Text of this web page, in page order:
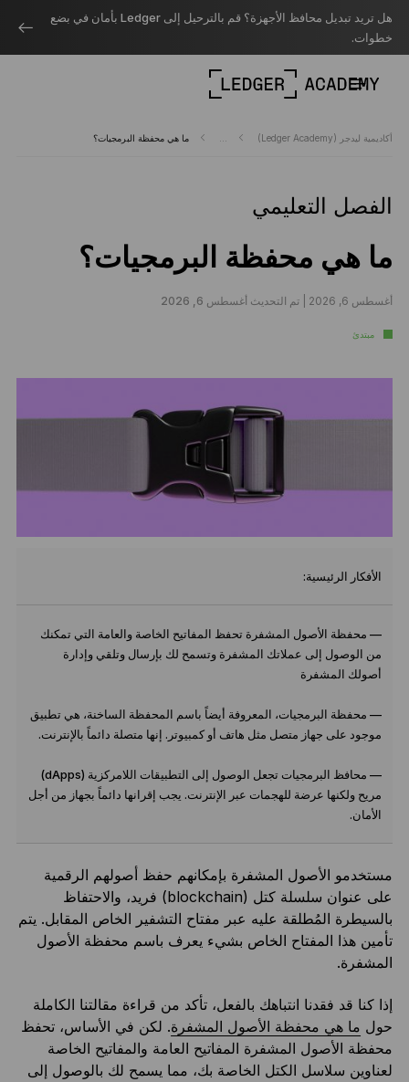
هل تريد تبديل محافظ الأجهزة؟ قم بالترحيل إلى Ledger بأمان في بضع
خطوات.
أكاديمية ليدجر (Ledger Academy) ما هي محفظة البرمجيات؟
الفصل التعليمي
ما هي محفظة البرمجيات؟
أغسطس 6, 2026 | تم التحديث أغسطس 6, 2026
مبتدئ
الأفكار الرئيسية:
— محفظة الأصول المشفرة تحفظ المفاتيح الخاصة والعامة التي تمكنك
من الوصول إلى عملاتك المشفرة وتسمح لك بإرسال وتلقي وإدارة
أصولك المشفرة
— محفظة البرمجيات، المعروفة أيضاً باسم المحفظة الساخنة، هي تطبيق
موجود على جهاز متصل مثل هاتف أو كمبيوتر. إنها متصلة دائماً بالإنترنت.
— محافظ البرمجيات تجعل الوصول إلى التطبيقات اللامركزية (dApps)
مريح ولكنها عرضة للهجمات عبر الإنترنت. يجب إقرانها دائماً بجهاز من أجل
الأمان.
مستخدمو الأصول المشفرة بإمكانهم حفظ أصولهم الرقمية
على عنوان سلسلة كتل (blockchain) فريد، والاحتفاظ
بالسيطرة المُطلقة عليه عبر مفتاح التشفير الخاص المقابل. يتم
تأمين هذا المفتاح الخاص بشيء يعرف باسم محفظة الأصول
المشفرة.
إذا كنا قد فقدنا انتباهك بالفعل، تأكد من قراءة مقالتنا الكاملة
حول ما هي محفظة الأصول المشفرة. لكن في الأساس، تحفظ
محفظة الأصول المشفرة المفاتيح العامة والمفاتيح الخاصة
لعناوين سلاسل الكتل الخاصة بك، مما يسمح لك بالوصول إلى